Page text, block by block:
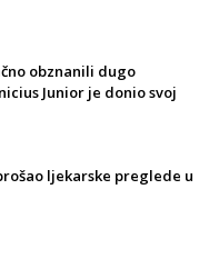
obznanili dugo
Junior je donio svoj
ljekarske preglede u